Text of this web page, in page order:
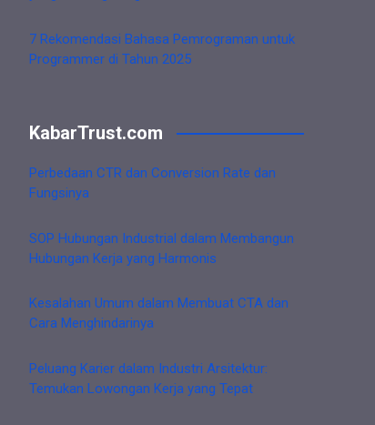
7 Rekomendasi Bahasa Pemrograman untuk
Programmer di Tahun 2025
KabarTrust.com
Perbedaan CTR dan Conversion Rate dan
Fungsinya
SOP Hubungan Industrial dalam Membangun
Hubungan Kerja yang Harmonis
Kesalahan Umum dalam Membuat CTA dan
Cara Menghindarinya
Peluang Karier dalam Industri Arsitektur:
Temukan Lowongan Kerja yang Tepat